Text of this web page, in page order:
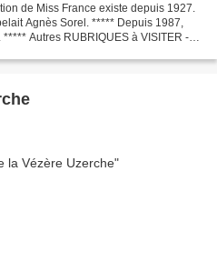
de Miss France existe depuis 1927.
Agnès Sorel. ***** Depuis 1987,
Autres RUBRIQUES à VISITER -